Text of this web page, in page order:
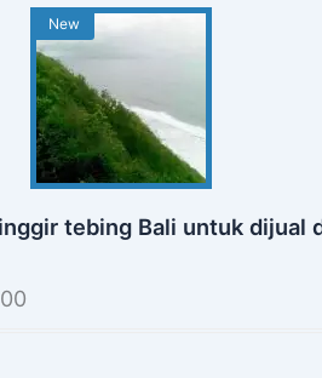
New
tebing Bali untuk dijual